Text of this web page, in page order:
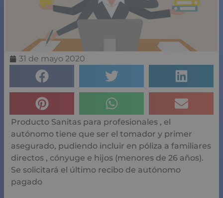
31 de mayo 2020
Producto Sanitas para profesionales , el
autónomo tiene que ser el tomador y primer
asegurado, pudiendo incluir en póliza a familiares
directos , cónyuge e hijos (menores de 26 años).
Se solicitará el último recibo de autónomo
pagado